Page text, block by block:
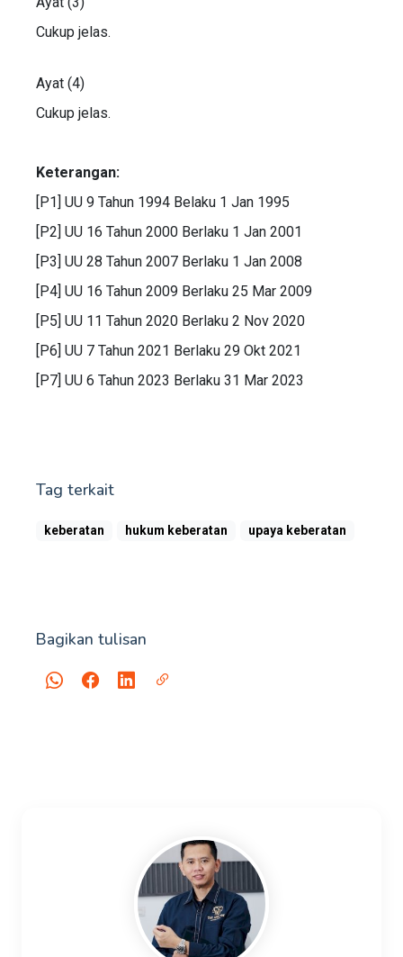
Cukup jelas.
Ayat (4)
Cukup jelas.
Keterangan:
[P1] UU 9 Tahun 1994 Belaku 1 Jan 1995
[P2] UU 16 Tahun 2000 Berlaku 1 Jan 2001
[P3] UU 28 Tahun 2007 Berlaku 1 Jan 2008
[P4] UU 16 Tahun 2009 Berlaku 25 Mar 2009
[P5] UU 11 Tahun 2020 Berlaku 2 Nov 2020
[P6] UU 7 Tahun 2021 Berlaku 29 Okt 2021
[P7] UU 6 Tahun 2023 Berlaku 31 Mar 2023
Tag terkait
keberatan hukum keberatan upaya keberatan
Bagikan tulisan